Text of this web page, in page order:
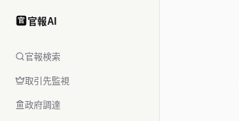
官 官報AI
官報検索
取引先監視
政府調達